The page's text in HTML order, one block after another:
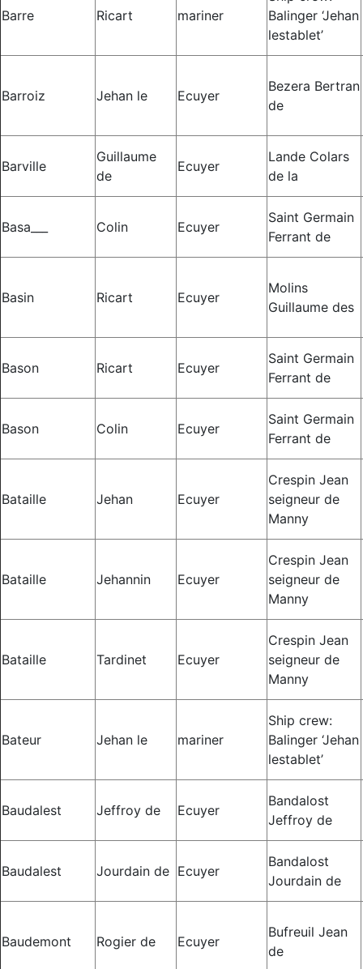
Barre Ricart mariner
Balinger ‘Jehan
lestablet’
Barroiz Jehan le Ecuyer
Bezera Bertran
de
Barville
Guillaume
de
Ecuyer
Lande Colars
de la
Basa___ Colin Ecuyer
Saint Germain
Ferrant de
Basin Ricart Ecuyer
Molins
Guillaume des
Bason Ricart Ecuyer
Saint Germain
Ferrant de
Bason Colin Ecuyer
Saint Germain
Ferrant de
Bataille Jehan Ecuyer
Crespin Jean
seigneur de
Manny
Bataille Jehannin Ecuyer
Crespin Jean
seigneur de
Manny
Bataille Tardinet Ecuyer
Crespin Jean
seigneur de
Manny
Bateur Jehan le mariner
Ship crew:
Balinger ‘Jehan
lestablet’
Baudalest Jeffroy de Ecuyer
Bandalost
Jeffroy de
Baudalest Jourdain de Ecuyer
Bandalost
Jourdain de
Baudemont Rogier de Ecuyer
Bufreuil Jean
de